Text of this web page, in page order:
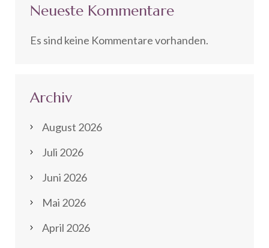
Neueste Kommentare
Es sind keine Kommentare vorhanden.
Archiv
August 2026
Juli 2026
Juni 2026
Mai 2026
April 2026